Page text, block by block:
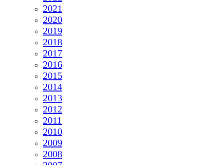
2021
2020
2019
2018
2017
2016
2015
2014
2013
2012
2011
2010
2009
2008